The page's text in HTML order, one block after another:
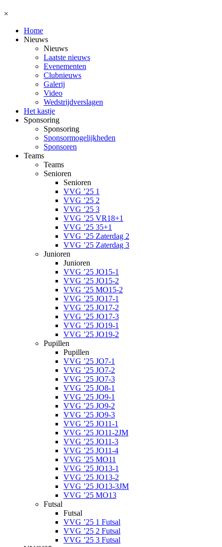
×
Home
Nieuws
Nieuws
Laatste nieuws
Evenementen
Clubnieuws
Galerij
Video
Wedstrijdverslagen
Het kastje
Sponsoring
Sponsoring
Sponsormogelijkheden
Sponsoren
Teams
Teams
Senioren
Senioren
VVG ’25 1
VVG ’25 2
VVG ’25 3
VVG ’25 VR18+1
VVG ’25 35+1
VVG ’25 Zaterdag 2
VVG ’25 Zaterdag 3
Junioren
Junioren
VVG ’25 JO15-1
VVG ’25 JO15-2
VVG ’25 MO15-2
VVG ’25 JO17-1
VVG ’25 JO17-2
VVG ’25 JO17-3
VVG ’25 JO19-1
VVG ’25 JO19-2
Pupillen
Pupillen
VVG ’25 JO7-1
VVG ’25 JO7-2
VVG ’25 JO7-3
VVG ’25 JO8-1
VVG ’25 JO9-1
VVG ’25 JO9-2
VVG ’25 JO9-3
VVG ’25 JO11-1
VVG ’25 JO11-2JM
VVG ’25 JO11-3
VVG ’25 JO11-4
VVG ’25 MO11
VVG ’25 JO13-1
VVG ’25 JO13-2
VVG ’25 JO13-3JM
VVG ’25 MO13
Futsal
Futsal
VVG ’25 1 Futsal
VVG ’25 2 Futsal
VVG ’25 3 Futsal